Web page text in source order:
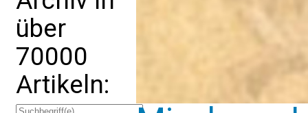
über
70000
Artikeln: